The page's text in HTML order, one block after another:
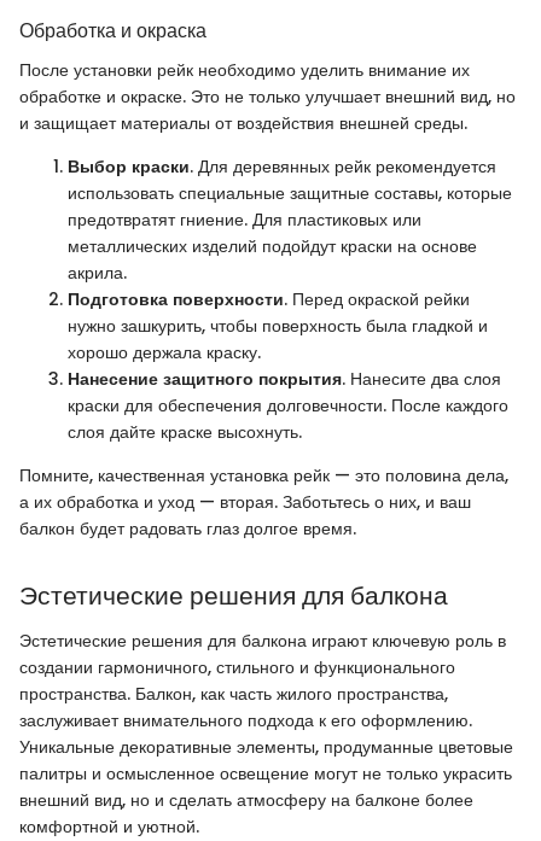
Обработка и окраска
После установки рейк необходимо уделить внимание их
обработке и окраске. Это не только улучшает внешний вид, но
и защищает материалы от воздействия внешней среды.
Выбор краски. Для деревянных рейк рекомендуется
использовать специальные защитные составы, которые
предотвратят гниение. Для пластиковых или
металлических изделий подойдут краски на основе
акрила.
Подготовка поверхности. Перед окраской рейки
нужно зашкурить, чтобы поверхность была гладкой и
хорошо держала краску.
Нанесение защитного покрытия. Нанесите два слоя
краски для обеспечения долговечности. После каждого
слоя дайте краске высохнуть.
Помните, качественная установка рейк — это половина дела,
а их обработка и уход — вторая. Заботьтесь о них, и ваш
балкон будет радовать глаз долгое время.
Эстетические решения для балкона
Эстетические решения для балкона играют ключевую роль в
создании гармоничного, стильного и функционального
пространства. Балкон, как часть жилого пространства,
заслуживает внимательного подхода к его оформлению.
Уникальные декоративные элементы, продуманные цветовые
палитры и осмысленное освещение могут не только украсить
внешний вид, но и сделать атмосферу на балконе более
комфортной и уютной.